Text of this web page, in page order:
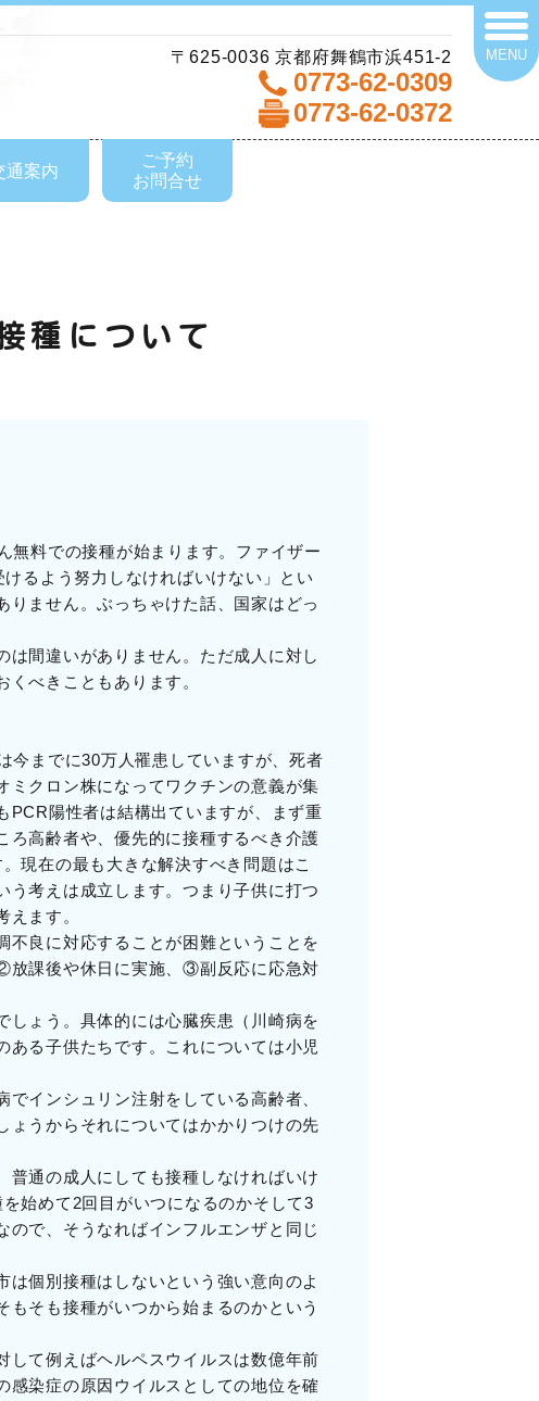
〒625-0036 京都府舞鶴市浜451-2
0773-62-0309
0773-62-0372
通案内
ご予約
お問合せ
MENU
種について
無料での接種が始まります。ファイザー
るよう努力しなければいけない」とい
ません。ぶっちゃけた話、国家はどっ
間違いがありません。ただ成人に対し
べきこともあります。
今までに30万人罹患していますが、死者
ミクロン株になってワクチンの意義が集
PCR陽性者は結構出ていますが、まず重
ろ高齢者や、優先的に接種するべき介護
現在の最も大きな解決すべき問題はこ
考えは成立します。つまり子供に打つ
ます。
良に対応することが困難ということを
放課後や休日に実施、③副反応に応急対
ょう。具体的には心臓疾患（川崎病を
る子供たちです。これについては小児
インシュリン注射をしている高齢者、
ょうからそれについてはかかりつけの先
通の成人にしても接種しなければいけ
始めて2回目がいつになるのかそして3
で、そうなればインフルエンザと同じ
個別接種はしないという強い意向のよ
そも接種がいつから始まるのかという
して例えばヘルペスウイルスは数億年前
感染症の原因ウイルスとしての地位を確